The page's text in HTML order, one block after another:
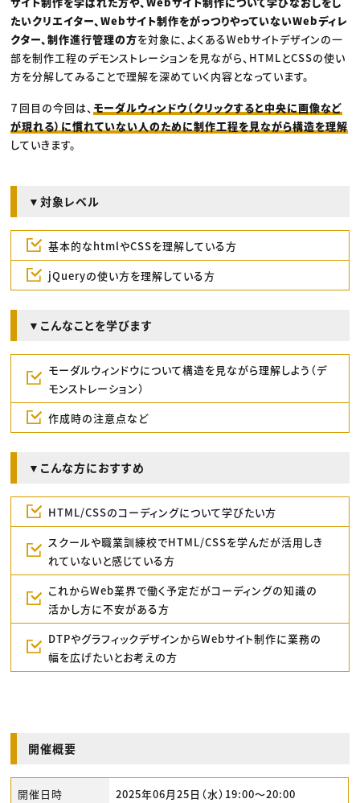
たいクリエイター、Webサイト制作をがっつりやっていないWebディレ
クター、制作進行管理の方を対象に、よくあるWebサイトデザインの一
部を制作工程のデモンストレーションを見ながら、HTMLとCSSの使い
方を分解してみることで理解を深めていく内容となっています。
７回目の今回は、 モーダルウィンドウ（クリックすると中央に画像など
が現れる）に慣れていない人のために制作工程を見ながら構造を理解
していきます。
▼対象レベル
基本的なhtmlやCSSを理解している方
jQueryの使い方を理解している方
▼こんなことを学びます
モーダルウィンドウについて構造を見ながら理解しよう（デ
モンストレーション）
作成時の注意点など
▼こんな方におすすめ
HTML/CSSのコーディングについて学びたい方
スクールや職業訓練校でHTML/CSSを学んだが活用しき
れていないと感じている方
これからWeb業界で働く予定だがコーディングの知識の
活かし方に不安がある方
DTPやグラフィックデザインからWebサイト制作に業務の
幅を広げたいとお考えの方
開催概要
開催日時 2025年06月25日（水）19:00〜20:00